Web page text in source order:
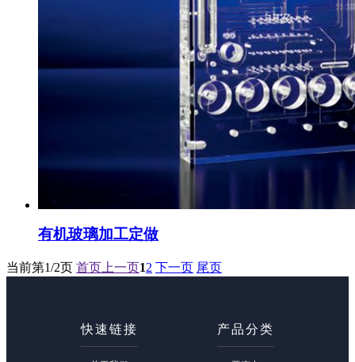
有机玻璃加工定做
当前第1/2页 首页 上一页12 下一页 尾页
快速链接 产品分类